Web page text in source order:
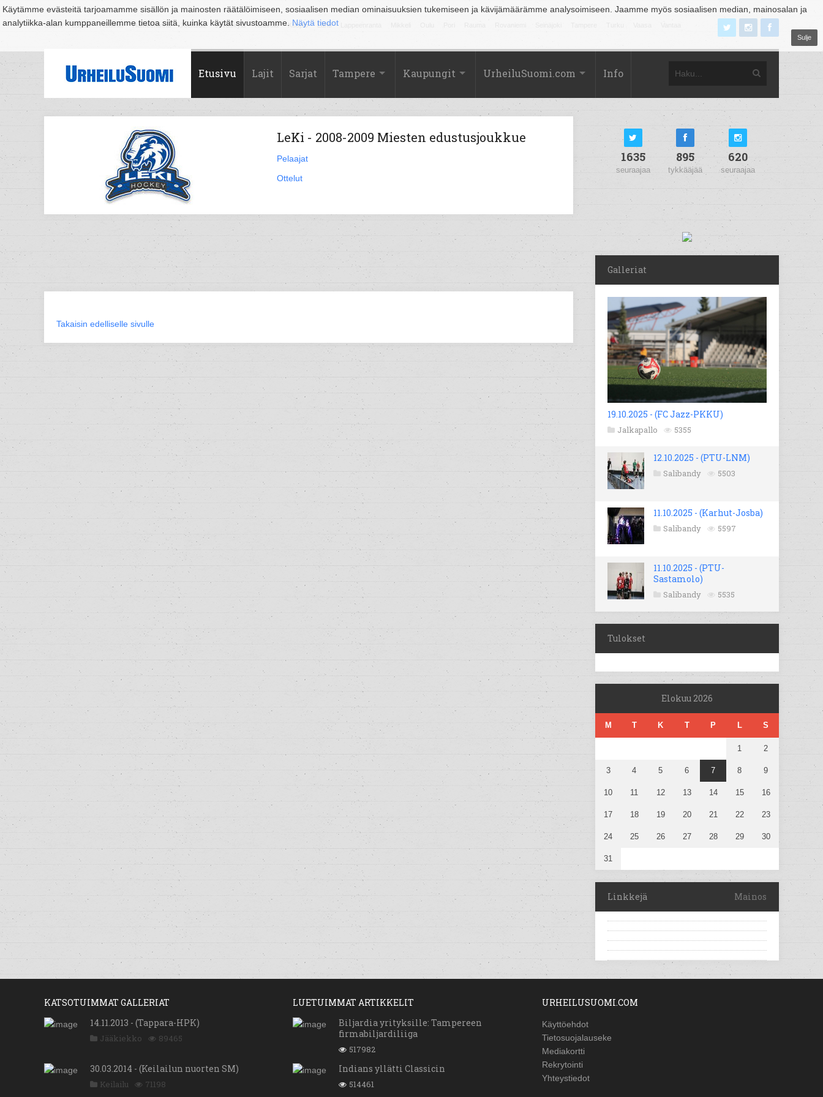
Käytämme evästeitä tarjoamamme sisällön ja mainosten räätälöimiseen, sosiaalisen median ominaisuuksien tukemiseen ja kävijämäärämme analysoimiseen. Jaamme myös sosiaalisen median, mainosalan ja
analytiikka-alan kumppaneillemme tietoa siitä, kuinka käytät sivustoamme. Näytä tiedot
Sulje
Suomi Espoo Helsinki Hämeenlinna Joensuu Jyväskylä Kouvola Kuopio Lahti
Etusivu Lajit Sarjat Tampere Kaupungit UrheiluSuomi.com Info
LeKi - 2008-2009 Miesten edustusjoukkue
Pelaajat
Ottelut
Takaisin edelliselle sivulle
1635
seuraajaa
895
tykkääjää
620
seuraajaa
Galleriat
19.10.2025 - (FC Jazz-PKKU)
Jalkapallo 5355
12.10.2025 - (PTU-LNM)
Salibandy 5503
11.10.2025 - (Karhut-Josba)
Salibandy 5597
11.10.2025 - (PTU-
Sastamolo)
Salibandy 5535
Tulokset
Elokuu 2026
M T K T P L S
1 2
3 4 5 6 7 8 9
10 11 12 13 14 15 16
17 18 19 20 21 22 23
24 25 26 27 28 29 30
31
Linkkejä Mainos
KATSOTUIMMAT GALLERIAT
14.11.2013 - (Tappara-HPK)
Jääkiekko 89465
30.03.2014 - (Keilailun nuorten SM)
Keilailu 71198
LUETUIMMAT ARTIKKELIT
Biljardia yrityksille: Tampereen
firmabiljardiliiga
517982
Indians yllätti Classicin
514461
URHEILUSUOMI.COM
Käyttöehdot
Tietosuojalauseke
Mediakortti
Rekrytointi
Yhteystiedot